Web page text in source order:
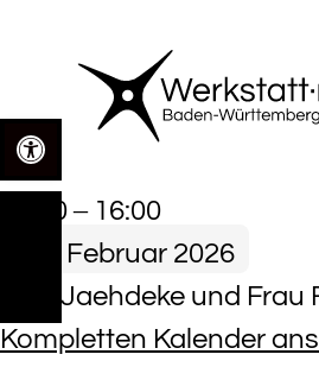
springen
Open toolbar
WfbM
Vorstands·sitzung
09:00 – 16:00
11. Februar 2026
Herr Jaehdeke und
Kompletten Kalender